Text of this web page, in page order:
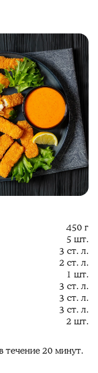
450 г
5 шт.
3 ст. л.
2 ст. л.
1 шт.
3 ст. л.
3 ст. л.
3 ст. л.
2 шт.
течение 20 минут.